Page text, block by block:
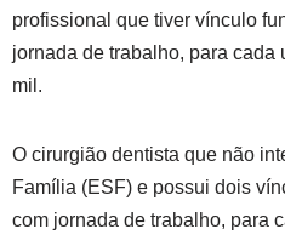
profissional que tiver vínculo
jornada de trabalho, para cada
mil.
O cirurgião dentista que não
Família (ESF) e possui dois
com jornada de trabalho, para